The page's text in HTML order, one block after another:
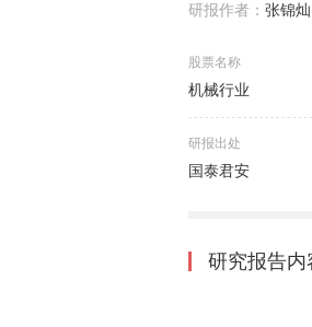
研报作者： 张锦灿
股票名称
机械行业
研报出处
国泰君安
研究报告内